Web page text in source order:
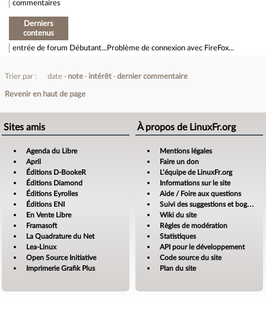
commentaires
Derniers
contenus
entrée de forum Débutant...Problème de connexion avec FireFox...
Trier par : date note intérêt dernier commentaire
Revenir en haut de page
Sites amis
Agenda du Libre
April
Éditions D-BookeR
Éditions Diamond
Éditions Eyrolles
Éditions ENI
En Vente Libre
Framasoft
La Quadrature du Net
Lea-Linux
Open Source Initiative
Imprimerie Grafik Plus
À propos de LinuxFr.org
Mentions légales
Faire un don
L’équipe de LinuxFr.org
Informations sur le site
Aide / Foire aux questions
Suivi des suggestions et bogues
Wiki du site
Règles de modération
Statistiques
API pour le développement
Code source du site
Plan du site